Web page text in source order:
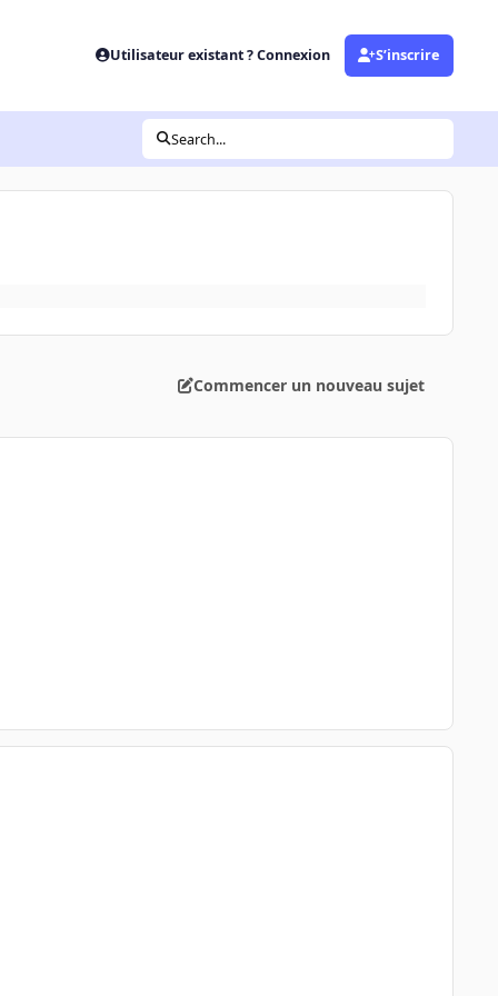
Utilisateur existant ? Connexion S’inscrire
Search...
Commencer un nouveau sujet